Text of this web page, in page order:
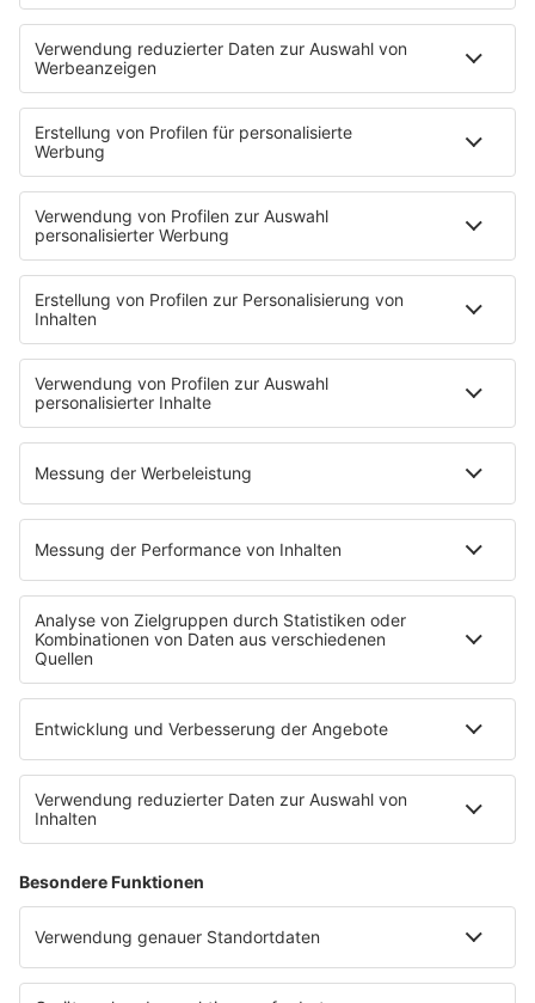
HOME
SERVICE
Kontakt
Newsletter
Über ROCK FM
Jobs & Praktika
Pressekontakt
Presse & Downloads
Verkehr
Wetter
EMPFANG
Übersicht
ROCK FM App
Partner
radio.de
Phonostar
REGENBOGEN 2
WERBUNG
Leistungen und Produkte
Mediadaten und Preisliste
Ansprechpartner
RECHTLICHES
Impressum
Datenschutzeinstellungen
Datenverarbeitung bei Gewinnspielen
Teilnahmebedingungen
Gewinnspielregeln Social Media